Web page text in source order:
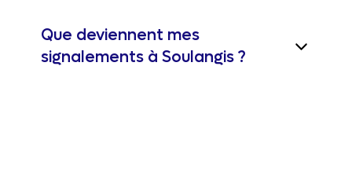
Que deviennent mes
signalements à Soulangis ?